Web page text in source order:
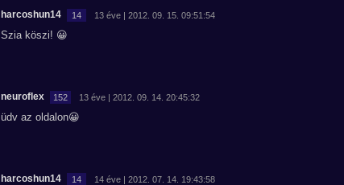
harcoshun14 14 13 éve | 2012. 09. 15. 09:51:54
Szia köszi! 😀
neuroflex 152 13 éve | 2012. 09. 14. 20:45:32
üdv az oldalon😀
harcoshun14 14 14 éve | 2012. 07. 14. 19:43:58